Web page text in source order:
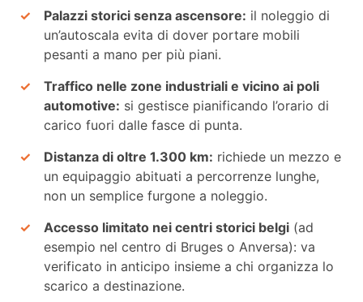
Palazzi storici senza ascensore: il noleggio di
un’autoscala evita di dover portare mobili
pesanti a mano per più piani.
Traffico nelle zone industriali e vicino ai poli
automotive: si gestisce pianificando l’orario di
carico fuori dalle fasce di punta.
Distanza di oltre 1.300 km: richiede un mezzo e
un equipaggio abituati a percorrenze lunghe,
non un semplice furgone a noleggio.
Accesso limitato nei centri storici belgi (ad
esempio nel centro di Bruges o Anversa): va
verificato in anticipo insieme a chi organizza lo
scarico a destinazione.